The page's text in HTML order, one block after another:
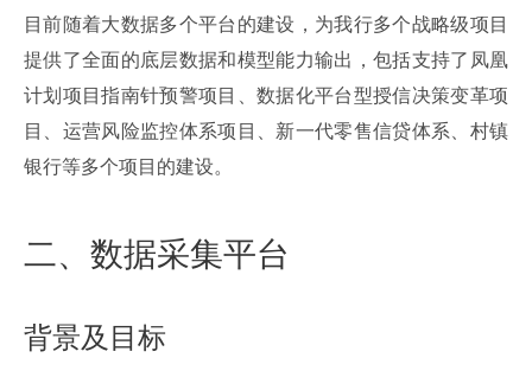
目前随着大数据多个平台的建设，为我行多个战略级项目
提供了全面的底层数据和模型能力输出，包括支持了凤凰
计划项目指南针预警项目、数据化平台型授信决策变革项
目、运营风险监控体系项目、新一代零售信贷体系、村镇
银行等多个项目的建设。
二、数据采集平台
背景及目标